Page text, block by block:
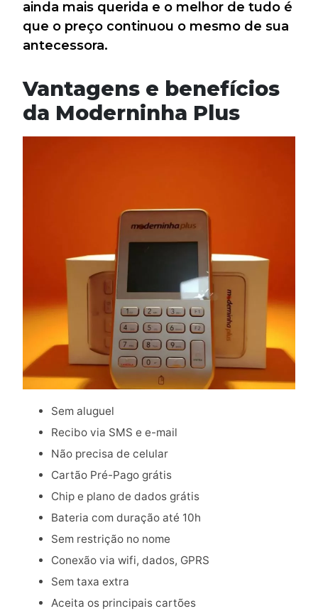
ainda mais querida e o melhor de tudo é
que o preço continuou o mesmo de sua
antecessora.
Vantagens e benefícios
da Moderninha Plus
Sem aluguel
Recibo via SMS e e-mail
Não precisa de celular
Cartão Pré-Pago grátis
Chip e plano de dados grátis
Bateria com duração até 10h
Sem restrição no nome
Conexão via wifi, dados, GPRS
Sem taxa extra
Aceita os principais cartões